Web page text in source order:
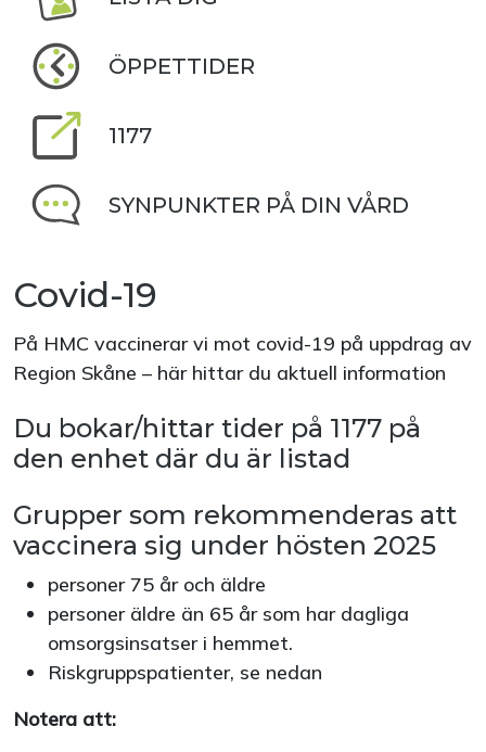
ÖPPETTIDER
1177
SYNPUNKTER PÅ DIN VÅRD
Covid-19
På HMC vaccinerar vi mot covid-19 på uppdrag av
Region Skåne – här hittar du aktuell information
Du bokar/hittar tider på 1177 på
den enhet där du är listad
Grupper som rekommenderas att
vaccinera sig under hösten 2025
personer 75 år och äldre
personer äldre än 65 år som har dagliga
omsorgsinsatser i hemmet.
Riskgruppspatienter, se nedan
Notera att: